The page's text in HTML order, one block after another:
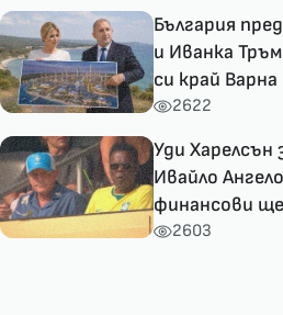
България
и Иванка
си край Варна
2622
Уди Харелсън
Ивайло
финансови
2603